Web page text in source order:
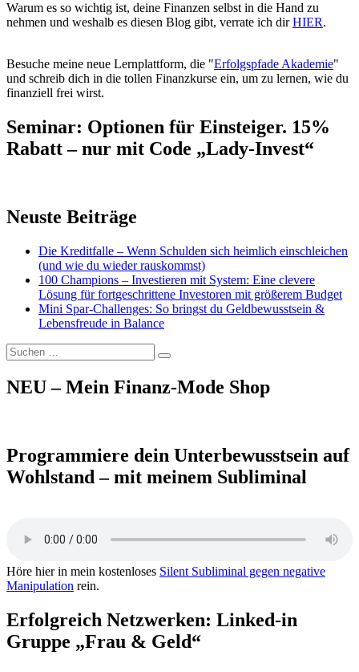
Warum es so wichtig ist, deine Finanzen selbst in die Hand zu
nehmen und weshalb es diesen Blog gibt, verrate ich dirHIER.
Besuche meine neue Lernplattform, die "Erfolgspfade Akademie"
und schreib dich in die tollen Finanzkurse ein, um zu lernen, wie du
finanziell frei wirst.
Seminar: Optionen für Einsteiger. 15%
Rabatt – nur mit Code „Lady-Invest“
Neuste Beiträge
Die Kreditfalle – Wenn Schulden sich heimlich einschleichen
(und wie du wieder rauskommst)
100 Champions – Investieren mit System: Eine clevere
Lösung für fortgeschrittene Investoren mit größerem Budget
Mini Spar-Challenges: So bringst du Geldbewusstsein &
Lebensfreude in Balance
Suchen
nach:
Suchen
NEU – Mein Finanz-Mode Shop
Programmiere dein Unterbewusstsein auf
Wohlstand – mit meinem Subliminal
Höre hier in mein kostenloses Silent Subliminal gegen negative
Manipulation rein.
Erfolgreich Netzwerken: Linked-in
Gruppe „Frau & Geld“